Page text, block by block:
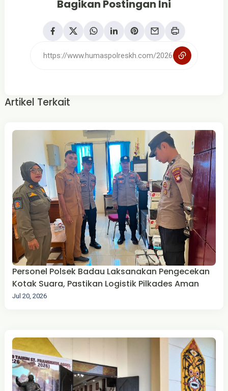
Bagikan Postingan Ini
Artikel Terkait
Personel Polsek Badau Laksanakan Pengecekan
Kotak Suara, Pastikan Logistik Pilkades Aman
Jul 20, 2026